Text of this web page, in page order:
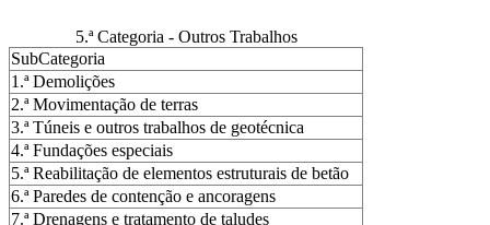
5.ª Categoria - Outros Trabalhos
SubCategoria
1.ª Demolições
2.ª Movimentação de terras
3.ª Túneis e outros trabalhos de geotécnica
4.ª Fundações especiais
5.ª Reabilitação de elementos estruturais de betão
6.ª Paredes de contenção e ancoragens
7.ª Drenagens e tratamento de taludes